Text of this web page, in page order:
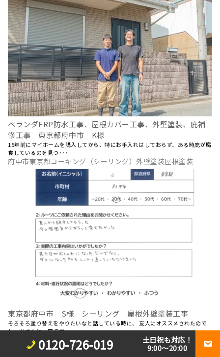
ベランダFRP防水工事、屋根カバー工事、外壁塗装、庇補
修工事 東京都府中市 K様
15年前にマイホームを購入してから、特にお手入れはしておらず、ある時庇が腐
食しているのを見つ･･･
府中市東京都コーキング（シーリング）外壁塗装屋根塗装
東京都府中市 S様 シーリング 屋根外壁塗装工事
そろそろ塗り替えをやりたいなと話している時に、 友人にオススメされたので
ルーツさんに一度点検･･･
0120-726-019
土日祝も対応！
9:00～20:00